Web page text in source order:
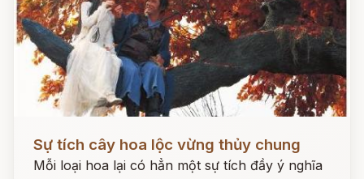
Sự tích cây hoa lộc vừng thủy chung
Mỗi loại hoa lại có hẳn một sự tích đầy ý nghĩa